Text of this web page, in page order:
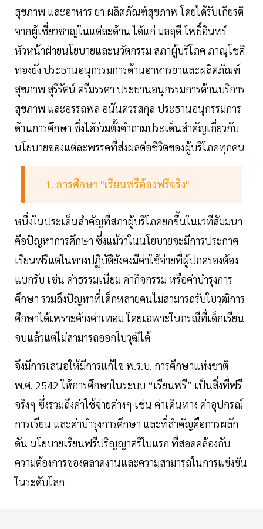
สุขภาพ และอาหาร ยา ผลิตภัณฑ์สุขภาพ โดยได้รับเกียรติ
จากผู้เชี่ยวชาญในแต่ละด้าน ได้แก่ มลฤดี โพธิ์อินทร์
หัวหน้าฝ่ายนโยบายและนวัตกรรม สภาผู้บริโภค ภาณุโชติ
ทองยัง ประธานอนุกรรมการด้านอาหารยาและผลิตภัณฑ์
สุขภาพ สุรีรัตน์ ตรีมรรคา ประธานอนุกรรมการด้านบริการ
สุขภาพ และอรรถพล อนันตวรสกุล ประธานอนุกรรมการ
ด้านการศึกษา ซึ่งได้ร่วมตั้งคำถามประเด็นสำคัญเกี่ยวกับ
นโยบายของแต่ละพรรคที่ส่งผลต่อชีวิตของผู้บริโภคทุกคน
1. การศึกษา "เรียนฟรีต้องฟรีจริง"
หนึ่งในประเด็นสำคัญที่สภาผู้บริโภคยกขึ้นในเวทีสัมมนา
คือปัญหาการศึกษา ซึ่งแม้ว่าในนโยบายจะมีการประกาศ
เรียนฟรีแต่ในทางปฏิบัติยังคงมีค่าใช้จ่ายที่ผู้ปกครองต้อง
แบกรับ เช่น ค่าธรรมเนียม ค่ากิจกรรม หรือค่าบำรุงการ
ศึกษา รวมถึงปัญหาที่เด็กหลายคนไม่สามารถรับใบวุฒิการ
ศึกษาได้เพราะค้างค่าเทอม โดยเฉพาะในกรณีที่เด็กเรียน
จบแล้วแต่ไม่สามารถออกใบวุฒิได้
จึงมีการเสนอให้มีการแก้ไข พ.ร.บ. การศึกษาแห่งชาติ
พ.ศ. 2542 ให้การศึกษาในระบบ “เรียนฟรี” เป็นสิ่งที่ฟรี
จริงๆ ซึ่งรวมถึงค่าใช้จ่ายต่างๆ เช่น ค่าเดินทาง ค่าอุปกรณ์
การเรียน และค่าบำรุงการศึกษา และที่สำคัญคือการผลัก
ดัน นโยบายเรียนฟรีปริญญาตรีใบแรก ที่สอดคล้องกับ
ความต้องการของตลาดงานและความสามารถในการแข่งขัน
ในระดับโลก